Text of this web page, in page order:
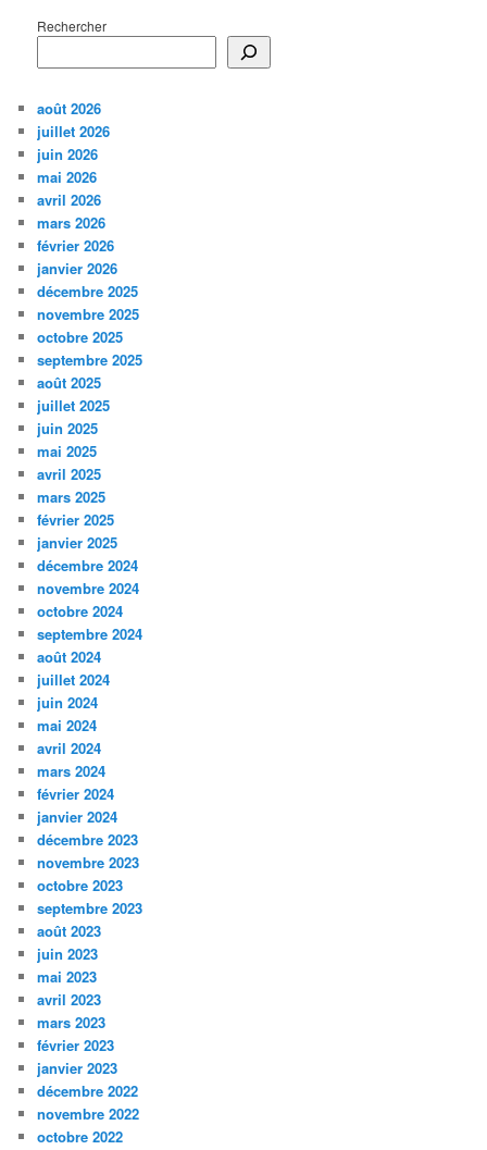
Rechercher
août 2026
juillet 2026
juin 2026
mai 2026
avril 2026
mars 2026
février 2026
janvier 2026
décembre 2025
novembre 2025
octobre 2025
septembre 2025
août 2025
juillet 2025
juin 2025
mai 2025
avril 2025
mars 2025
février 2025
janvier 2025
décembre 2024
novembre 2024
octobre 2024
septembre 2024
août 2024
juillet 2024
juin 2024
mai 2024
avril 2024
mars 2024
février 2024
janvier 2024
décembre 2023
novembre 2023
octobre 2023
septembre 2023
août 2023
juin 2023
mai 2023
avril 2023
mars 2023
février 2023
janvier 2023
décembre 2022
novembre 2022
octobre 2022